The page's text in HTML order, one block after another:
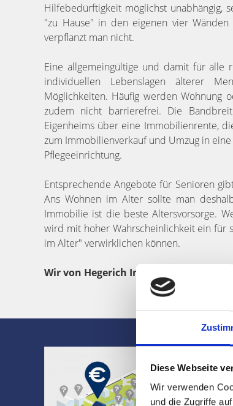
Diese Webseite
Wir verwenden
und die Zugriffe
Hilfebedürftigkeit möglichst unabhängig,
"zu Hause" in den eigenen vier
verpflanzt man nicht.
Eine allgemeingültige und damit für alle
individuellen Lebenslagen älterer
Möglichkeiten. Häufig werden Wohnung
zudem nicht barrierefrei. Die
Eigenheims über eine Immobilienrente,
zum Immobilienverkauf und Umzug in
Pflegeeinrichtung.
Entsprechende Angebote für Senioren
Ans Wohnen im Alter sollte man
Immobilie ist die beste Altersvorsorge.
wird mit hoher Wahrscheinlichkeit ein für
im Alter" verwirklichen können.
Wir von Hegerich Immobilien beraten
Jetzt
✔